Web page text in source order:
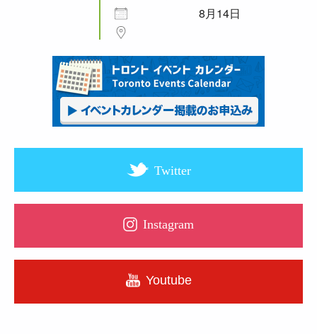
8月14日
Twitter
Instagram
Youtube